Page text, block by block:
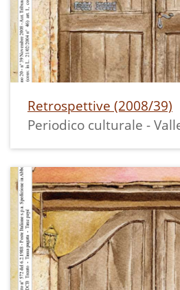
Retrospettive (2008/39)
Periodico culturale -